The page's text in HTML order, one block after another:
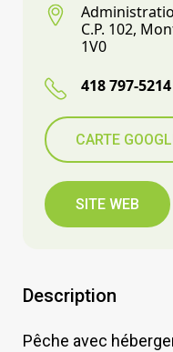
C.P. 102,
1V0
418 797-5214
CARTE
SITE WEB
Description
Pêche avec